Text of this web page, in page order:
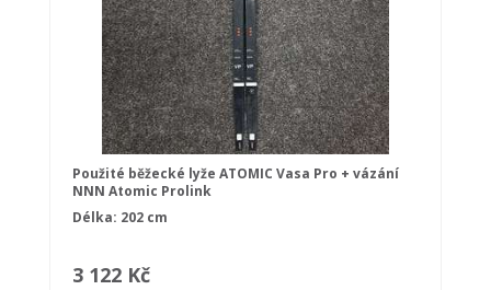
Použité běžecké lyže ATOMIC Vasa Pro + vázání
NNN Atomic Prolink
Délka: 202 cm
3 122 Kč